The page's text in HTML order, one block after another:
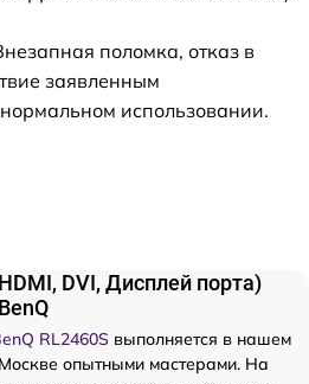
поломка, отказ в
заявленным
использовании.
DVI, Дисплей порта)
RL2460S выполняется в нашем
опытными мастерами. На